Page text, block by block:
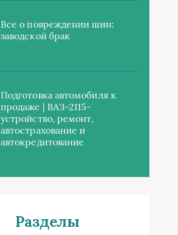
Все о повреждении шин:
заводской брак
Подготовка автомобиля к
продаже | ВАЗ-2115-
устройство, ремонт,
автострахование и
автокредитование
Разделы